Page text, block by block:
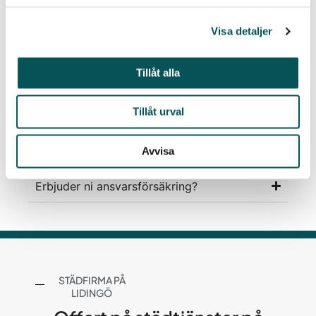
Visa detaljer
Tillåt alla
Tillåt urval
Avvisa
Vilka städer finns ni i?
Kan man använda RUT-avdrag?
Erbjuder ni ansvarsförsäkring?
STÄDFIRMA PÅ
LIDINGÖ